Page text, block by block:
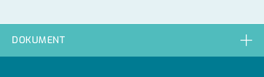
DOKUMENT